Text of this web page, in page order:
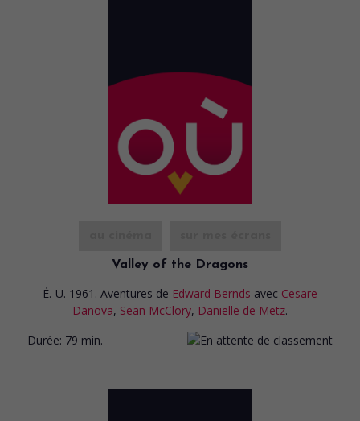
Valley of the Dragons
É.-U. 1961. Aventures de Edward Bernds avec Cesare
Danova, Sean McClory, Danielle de Metz.
Durée: 79 min.